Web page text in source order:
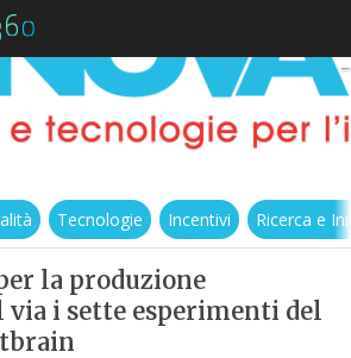
Tecnologie Incentivi Ricerca e
la produzione
i sette esperimenti del